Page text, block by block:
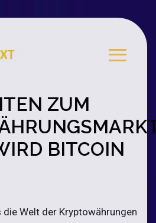
ZUM
BITCOIN
die Welt der Kryptowährungen